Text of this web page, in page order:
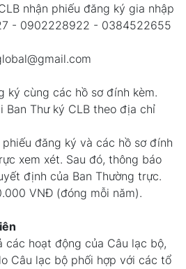
nhận phiếu đăng ký gia nhập
- 0902228922 - 0384522655
ký cùng các hồ sơ đính kèm.
Ban Thư ký CLB theo địa chỉ
đăng ký và các hồ sơ đính
xem xét. Sau đó, thông báo
định của Ban Thường trực.
VNĐ (đóng mỗi năm).
hoạt động của Câu lạc bộ,
Câu lạc bộ phối hợp với các tổ